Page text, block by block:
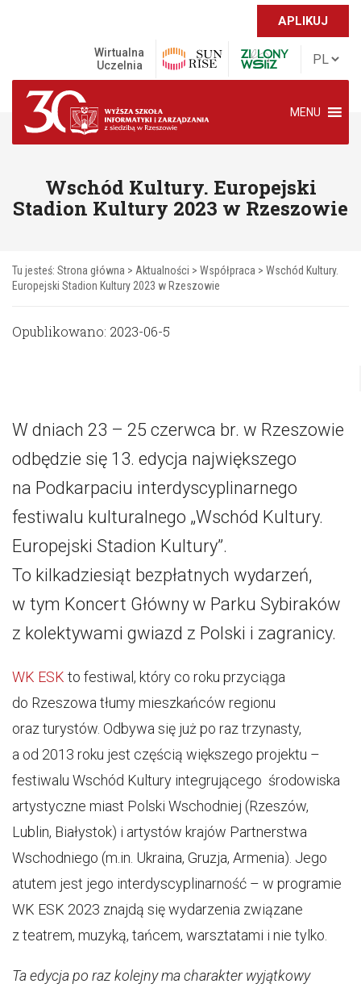
APLIKUJ
Wirtualna
Uczelnia
MENU
Wschód Kultury. Europejski
Stadion Kultury 2023 w Rzeszowie
Tu jesteś: Strona główna > Aktualności > Współpraca > Wschód Kultury.
Europejski Stadion Kultury 2023 w Rzeszowie
Opublikowano: 2023-06-5
W dniach 23 – 25 czerwca br. w Rzeszowie
odbędzie się 13. edycja największego
na Podkarpaciu interdyscyplinarnego
festiwalu kulturalnego „Wschód Kultury.
Europejski Stadion Kultury”.
To kilkadziesiąt bezpłatnych wydarzeń,
w tym Koncert Główny w Parku Sybiraków
z kolektywami gwiazd z Polski i zagranicy.
WK ESK to festiwal, który co roku przyciąga
do Rzeszowa tłumy mieszkańców regionu
oraz turystów. Odbywa się już po raz trzynasty,
a od 2013 roku jest częścią większego projektu –
festiwalu Wschód Kultury integrującego środowiska
artystyczne miast Polski Wschodniej (Rzeszów,
Lublin, Białystok) i artystów krajów Partnerstwa
Wschodniego (m.in. Ukraina, Gruzja, Armenia). Jego
atutem jest jego interdyscyplinarność – w programie
WK ESK 2023 znajdą się wydarzenia związane
z teatrem, muzyką, tańcem, warsztatami i nie tylko.
Ta edycja po raz kolejny ma charakter wyjątkowy